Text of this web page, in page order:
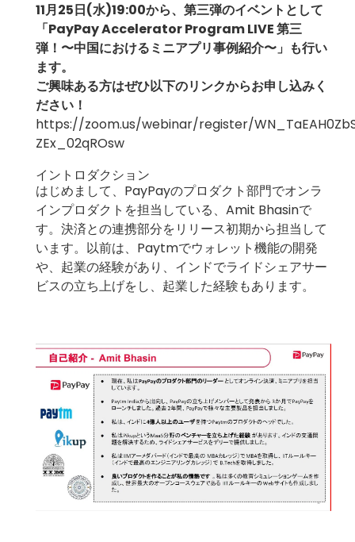
11月25日(水)19:00から、第三弾のイベントとして
「PayPay Accelerator Program LIVE 第三
弾！〜中国におけるミニアプリ事例紹介〜」も行い
ます。
ご興味ある方はぜひ以下のリンクからお申し込みく
ださい！
https://zoom.us/webinar/register/
ZEx_02qROsw
イントロダクション
はじめまして、PayPayのプロダクト部門でオンラ
インプロダクトを担当している、Amit Bhasinで
す。決済との連携部分をリリース初期から担当して
います。以前は、Paytmでウォレット機能の開発
や、起業の経験があり、インドでライドシェアサー
ビスの立ち上げをし、起業した経験もあります。